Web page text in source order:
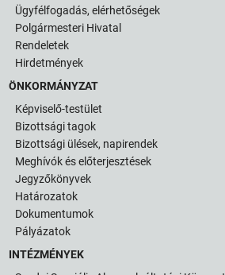
Ügyfélfogadás, elérhetőségek
Polgármesteri Hivatal
Rendeletek
Hirdetmények
ÖNKORMÁNYZAT
Képviselő-testület
Bizottsági tagok
Bizottsági ülések, napirendek
Meghívók és előterjesztések
Jegyzőkönyvek
Határozatok
Dokumentumok
Pályázatok
INTÉZMÉNYEK